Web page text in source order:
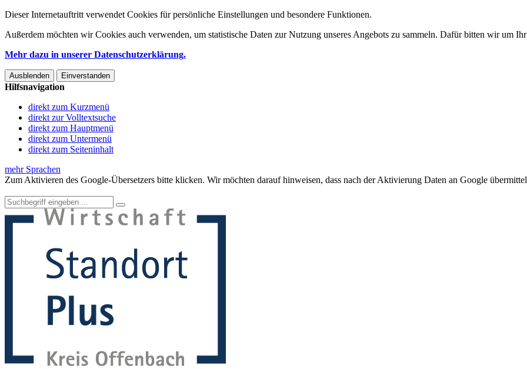
Dieser Internetauftritt verwendet Cookies für persönliche Einstellungen und besondere Funktionen.
Außerdem möchten wir Cookies auch verwenden, um statistische Daten zur Nutzung unseres Angebots zu sammeln. Dafür bitten wir um
Mehr dazu in unserer Datenschutzerklärung.
Ausblenden Einverstanden
Hilfsnavigation
direkt zum Kurzmenü
direkt zur Volltextsuche
direkt zum Hauptmenü
direkt zum Untermenü
direkt zum Seiteninhalt
mehr Sprachen
Zum Aktivieren des Google-Übersetzers bitte klicken. Wir möchten darauf hinweisen, dass nach der Aktivierung Daten an Google